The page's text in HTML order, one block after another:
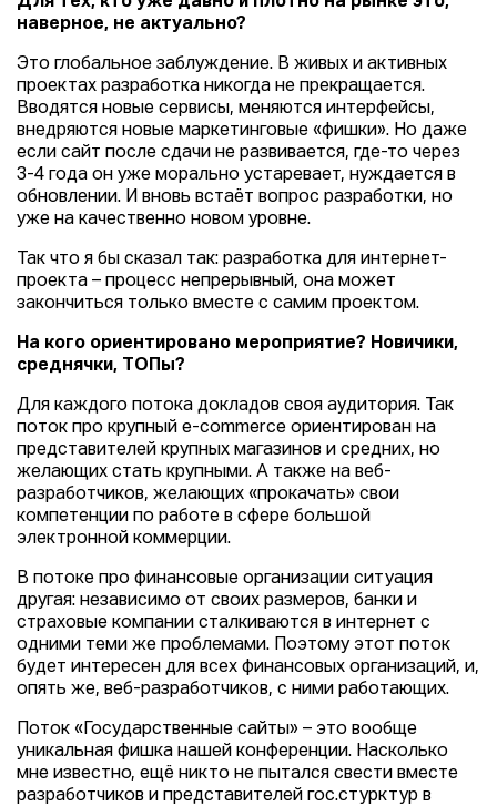
наверное, не актуально?
Это глобальное заблуждение. В живых и активных
проектах разработка никогда не прекращается.
Вводятся новые сервисы, меняются интерфейсы,
внедряются новые маркетинговые «фишки». Но даже
если сайт после сдачи не развивается, где-то через
3-4 года он уже морально устаревает, нуждается в
обновлении. И вновь встаёт вопрос разработки, но
уже на качественно новом уровне.
Так что я бы сказал так: разработка для интернет-
проекта – процесс непрерывный, она может
закончиться только вместе с самим проектом.
На кого ориентировано мероприятие? Новичики,
среднячки, ТОПы?
Для каждого потока докладов своя аудитория. Так
поток про крупный e-commerce ориентирован на
представителей крупных магазинов и средних, но
желающих стать крупными. А также на веб-
разработчиков, желающих «прокачать» свои
компетенции по работе в сфере большой
электронной коммерции.
В потоке про финансовые организации ситуация
другая: независимо от своих размеров, банки и
страховые компании сталкиваются в интернет с
одними теми же проблемами. Поэтому этот поток
будет интересен для всех финансовых организаций, и,
опять же, веб-разработчиков, с ними работающих.
Поток «Государственные сайты» – это вообще
уникальная фишка нашей конференции. Насколько
мне известно, ещё никто не пытался свести вместе
разработчиков и представителей гос.стурктур в